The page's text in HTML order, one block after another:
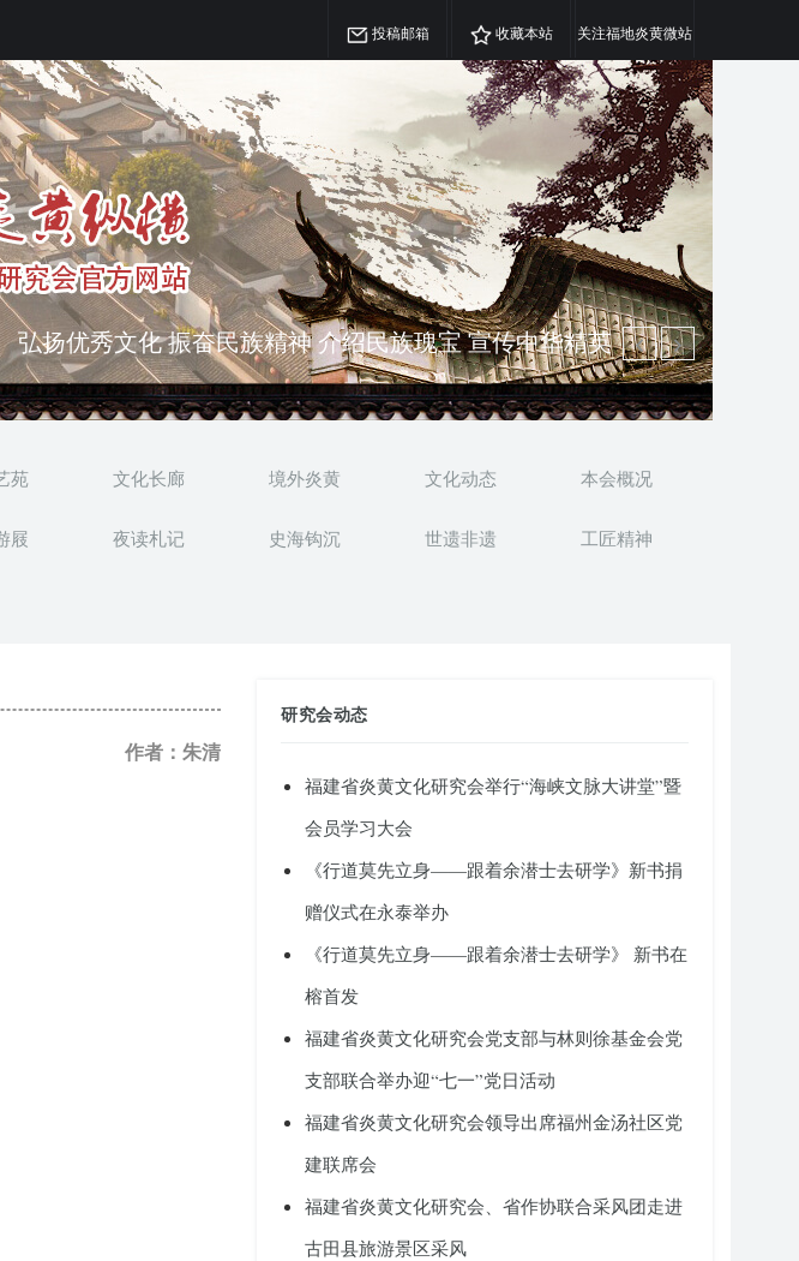
投稿邮箱 收藏本站 关注福地炎黄微站
突出海西特色 报道台港澳侨 坚持古为今用 力求雅俗共赏
弘扬优秀文化 振奋民族精神 介绍民族瑰宝 宣传中华精英
苑 文化长廊 境外炎黄 文化动态 本会概况
屐 夜读札记 史海钩沉 世遗非遗 工匠精神
作者：朱清
研究会动态
福建省炎黄文化研究会举行“海峡文脉大讲堂”暨
会员学习大会
《行道莫先立身——跟着余潜士去研学》新书捐
赠仪式在永泰举办
《行道莫先立身——跟着余潜士去研学》 新书在
榕首发
福建省炎黄文化研究会党支部与林则徐基金会党
支部联合举办迎“七一”党日活动
福建省炎黄文化研究会领导出席福州金汤社区党
建联席会
福建省炎黄文化研究会、省作协联合采风团走进
古田县旅游景区采风